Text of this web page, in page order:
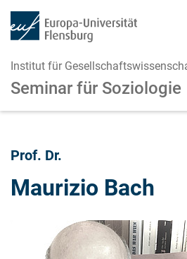
Institut für
Seminar für Soziologie
Prof. Dr.
Maurizio Bach